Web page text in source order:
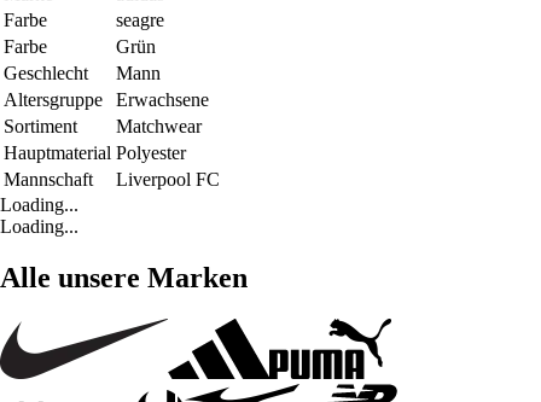
Farbe
seagre
Farbe
Grün
Geschlecht
Mann
Altersgruppe
Erwachsene
Sortiment
Matchwear
Hauptmaterial Polyester
Mannschaft
Liverpool FC
Loading...
Loading...
Alle unsere Marken